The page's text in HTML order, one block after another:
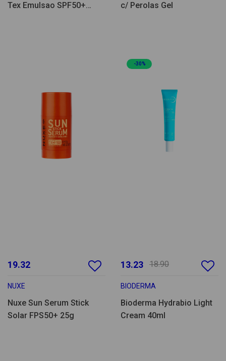
Tex Emulsao SPF50+
c/ Perolas Gel
19.32
NUXE
Nuxe Sun Serum Stick
Solar FPS50+ 25g
-30%
13.23 18.90
BIODERMA
Bioderma Hydrabio Light
Cream 40ml